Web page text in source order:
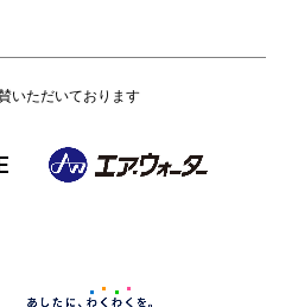
いただいております